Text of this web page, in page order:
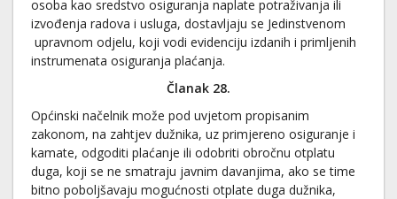
osoba kao sredstvo osiguranja naplate potraživanja ili
izvođenja radova i usluga, dostavljaju se Jedinstvenom
upravnom odjelu, koji vodi evidenciju izdanih i primljenih
instrumenata osiguranja plaćanja.
Članak 28.
Općinski načelnik može pod uvjetom propisanim
zakonom, na zahtjev dužnika, uz primjereno osiguranje i
kamate, odgoditi plaćanje ili odobriti obročnu otplatu
duga, koji se ne smatraju javnim davanjima, ako se time
bitno poboljšavaju mogućnosti otplate duga dužnika,